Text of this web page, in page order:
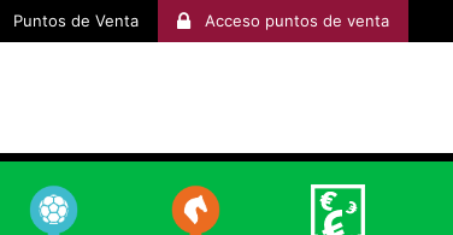
Puntos de Venta Acceso puntos de venta